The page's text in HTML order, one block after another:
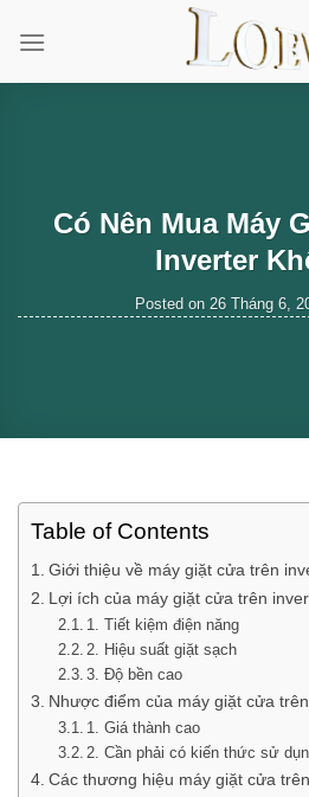
Có Nên Mua Máy
Inverter
Posted on 26 Tháng 6,
Table of Contents
Giới thiệu về máy giặt cửa trên
Lợi ích của máy giặt cửa trên
1. Tiết kiệm điện năng
2. Hiệu suất giặt sạch
3. Độ bền cao
Nhược điểm của máy giặt cửa
1. Giá thành cao
2. Cần phải có kiến thức sử
Các thương hiệu máy giặt cửa